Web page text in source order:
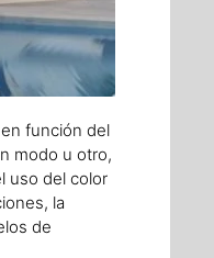
función del
modo u otro,
uso del color
la
de